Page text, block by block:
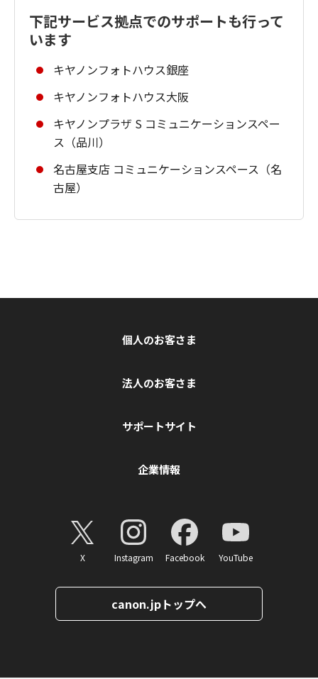
下記サービス拠点でのサポートも行って
います
キヤノンフォトハウス銀座
キヤノンフォトハウス大阪
キヤノンプラザ S コミュニケーションスペー
ス（品川）
名古屋支店 コミュニケーションスペース（名
古屋）
個人のお客さま
法人のお客さま
サポートサイト
企業情報
X Instagram Facebook YouTube
canon.jpトップへ